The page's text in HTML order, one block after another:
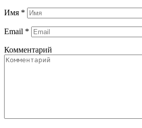
Имя *
Email *
Комментарий